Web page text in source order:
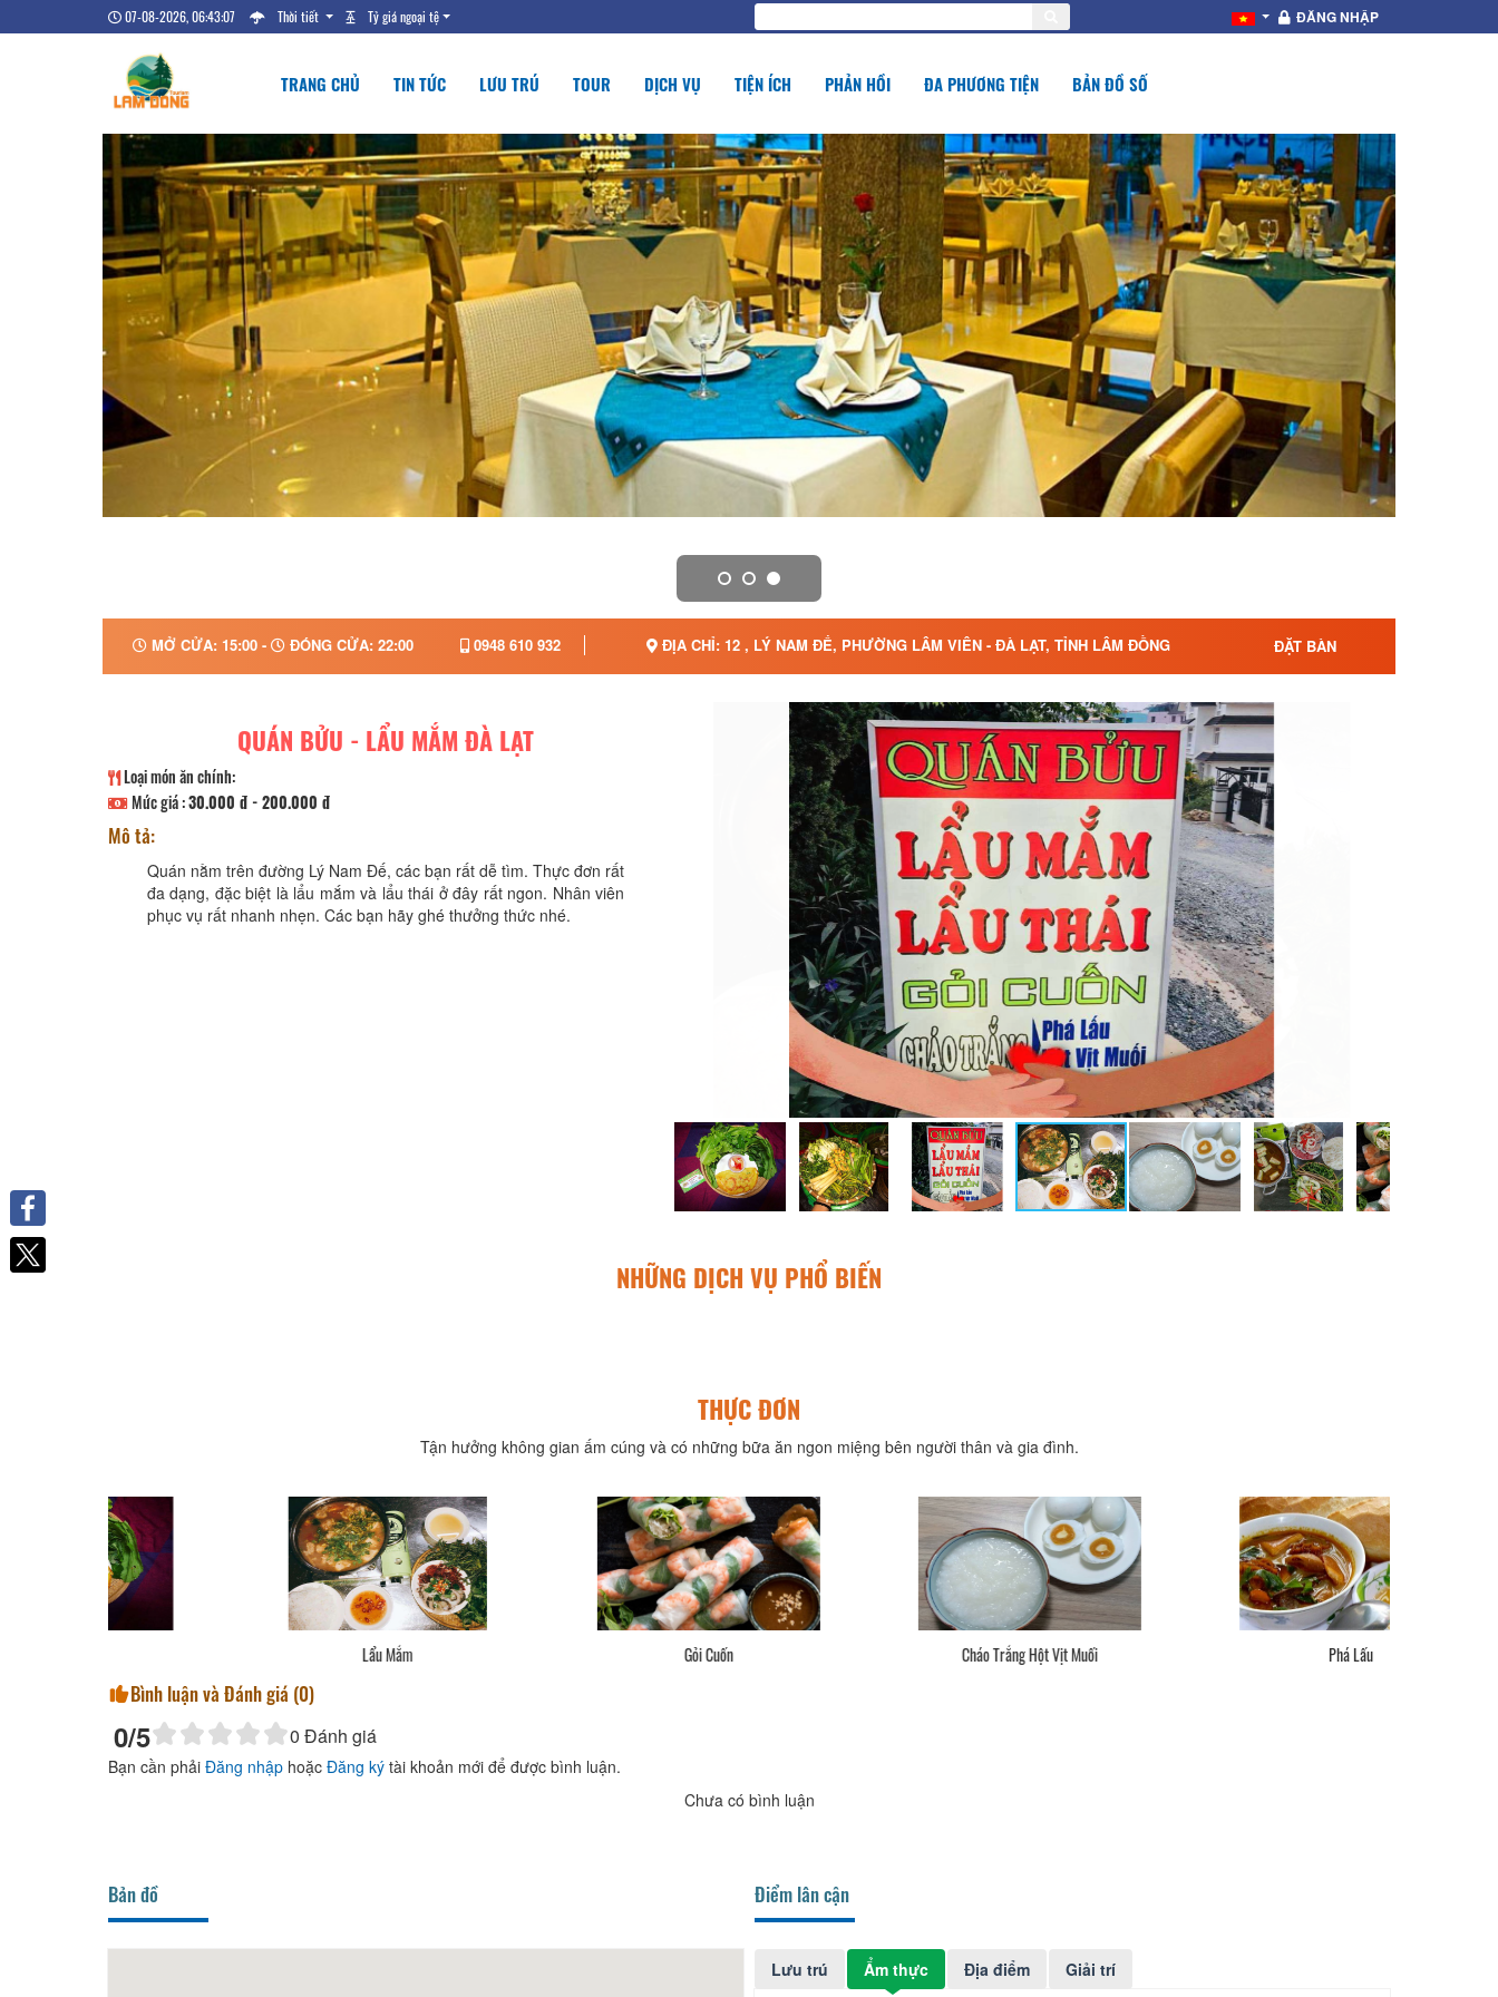
07-08-2026, 06:43:08 Thời tiết Tỷ giá ngoại tệ ĐĂNG NHẬP
TRANG CHỦ TIN TỨC LƯU TRÚ TOUR DỊCH VỤ TIỆN ÍCH PHẢN HỒI ĐA PHƯƠNG TIỆN BẢN ĐỒ SỐ
MỞ CỬA: 15:00 - ĐÓNG CỬA: 22:00 0948 610 932 ĐỊA CHỈ: 12 , LÝ NAM ĐẾ, PHƯỜNG LÂM VIÊN - ĐÀ LẠT, TỈNH LÂM ĐỒNG ĐẶT BÀN
QUÁN BỬU - LẨU MẮM ĐÀ LẠT
Loại món ăn chính:
Mức giá :30.000 đ - 200.000 đ
Mô tả:
Quán nằm trên đường Lý Nam Đế, các bạn rất dễ tìm. Thực đơn rất
đa dạng, đặc biệt là lẩu mắm và lẩu thái ở đây rất ngon. Nhân viên
phục vụ rất nhanh nhẹn. Các bạn hãy ghé thưởng thức nhé.
NHỮNG DỊCH VỤ PHỔ BIẾN
THỰC ĐƠN
Tận hưởng không gian ấm cúng và có những bữa ăn ngon miệng bên người thân và gia đình.
Bình luận và Đánh giá (0)
0/5 0 Đánh giá
Bạn cần phải Đăng nhập hoặc Đăng ký tài khoản mới để được bình luận.
Chưa có bình luận
Bản đồ Điểm lân cận
Lưu trú Ẩm thực Địa điểm Giải trí
Facebook